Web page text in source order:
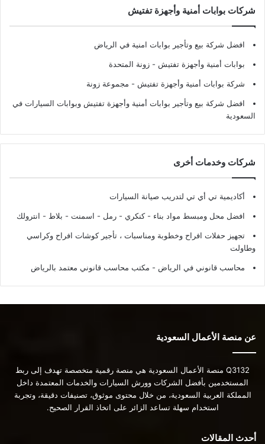
شركات بوابات أمنية وأجهزة تفتيش
افضل شركة بيع وتأجير بوابات امنية في الرياض
بوابات أمنية وأجهزة تفتيش - زونة المتحدة
شركة بوابات أمنية وأجهزة تفتيش - مجموعة زونة
افضل شركة بيع وتأجير بوابات أمنية وأجهزة تفتيش وبوابات السيارات في
السعودية
شركات وخدمات أخرى
أكاديمية تي أي تي لتدريب صيانة السيارات
افضل محل ومبسط مواد بناء - كنكري - رمل - اسمنت - بلاط - انترولك
تجهيز حفلات افراح وخطوبة ومناسبات ، تأجير كوشات افراح وكراسي
وطاولت
محاسب قانوني في الرياض - مكتب محاسب قانوني معتمد بالرياض
عن منصة الأعمال السعودية
Q3132 منصة الأعمال السعودية هي منصة رقمية متخصصة تهدف إلى ربط
المستخدمين بأفضل الشركات وورش السيارات والخدمات المعتمدة داخل
المملكة العربية السعودية، من خلال محتوى موثوق، تصنيفات دقيقة، وتجربة
استخدام سهلة تساعد الزائر على اتخاذ القرار الصحيح.
أحدث المقالات